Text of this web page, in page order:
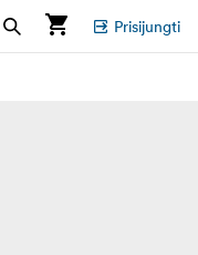
Prisijungti